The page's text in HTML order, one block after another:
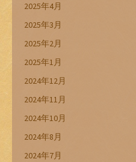
2025年4月
2025年3月
2025年2月
2025年1月
2024年12月
2024年11月
2024年10月
2024年8月
2024年7月